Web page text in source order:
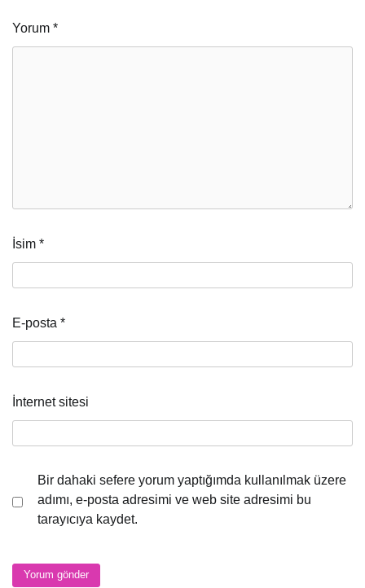
Yorum *
İsim *
E-posta *
İnternet sitesi
Bir dahaki sefere yorum yaptığımda kullanılmak üzere
adımı, e-posta adresimi ve web site adresimi bu
tarayıcıya kaydet.